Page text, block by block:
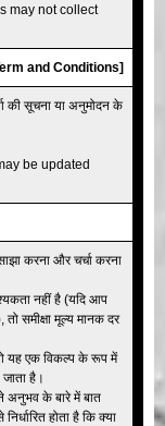
may not collect
and Conditions]
की सूचना या अनुमोदन के
be updated
करना और चर्चा करना
नहीं है (यदि आप
समीक्षा मूल्य मानक दर
यह एक विकल्प के रूप में
है।
अनुभव के बारे में बात
होता है कि क्या